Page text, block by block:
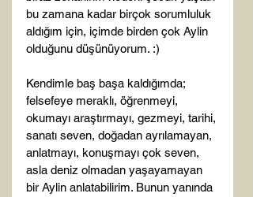
bu zamana kadar birçok sorumluluk
aldığım için, içimde birden çok Aylin
olduğunu düşünüyorum. :)
Kendimle baş başa kaldığımda;
felsefeye meraklı, öğrenmeyi,
okumayı araştırmayı, gezmeyi, tarihi,
sanatı seven, doğadan ayrılamayan,
anlatmayı, konuşmayı çok seven,
asla deniz olmadan yaşayamayan
bir Aylin anlatabilirim. Bunun yanında